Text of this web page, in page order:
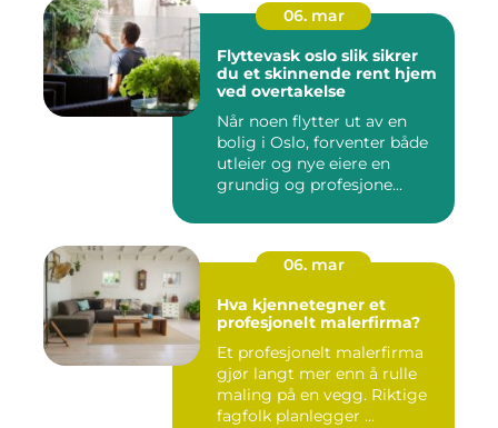
06. mar
Flyttevask oslo slik sikrer
du et skinnende rent hjem
ved overtakelse
Når noen flytter ut av en
bolig i Oslo, forventer både
utleier og nye eiere en
grundig og profesjone...
06. mar
Hva kjennetegner et
profesjonelt malerfirma?
Et profesjonelt malerfirma
gjør langt mer enn å rulle
maling på en vegg. Riktige
fagfolk planlegger ...